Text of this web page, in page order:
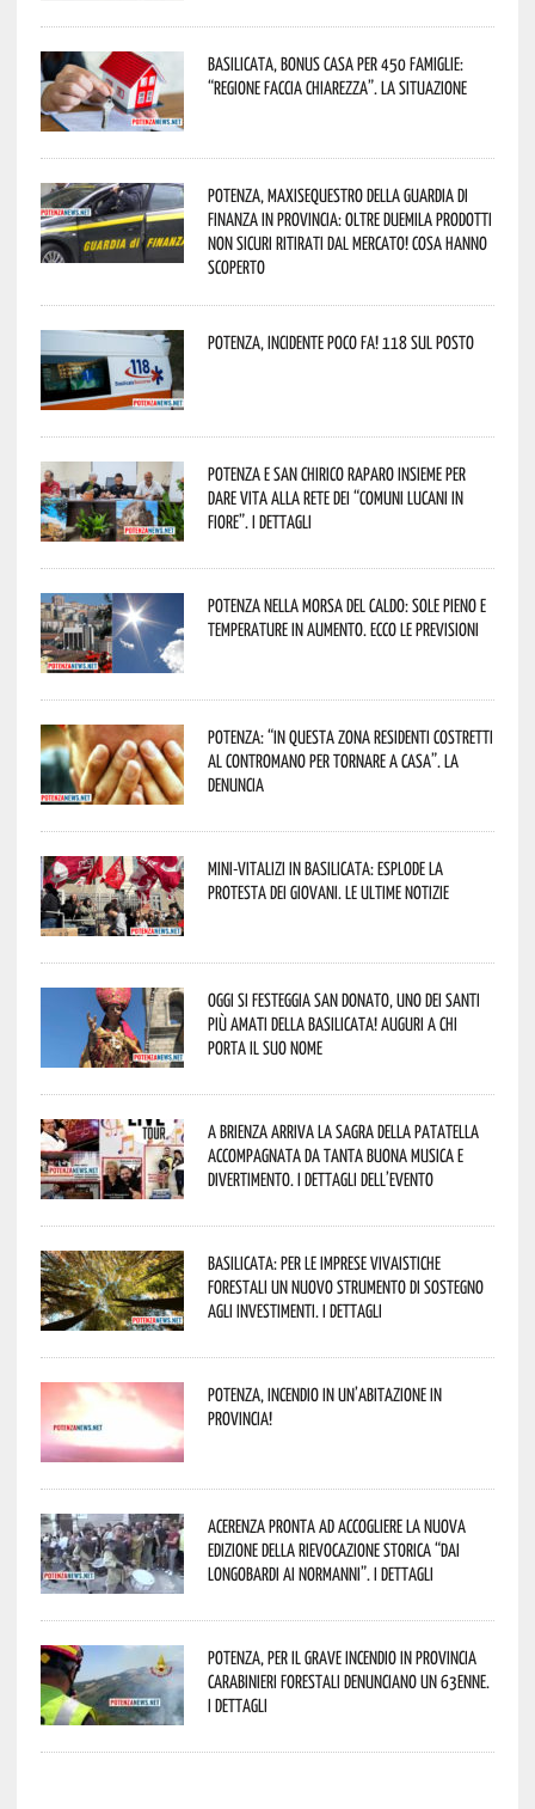
Basilicata, Bonus casa per 450 famiglie:
“Regione faccia chiarezza”. La situazione
Potenza, maxisequestro della Guardia di
Finanza in provincia: oltre duemila prodotti
non sicuri ritirati dal mercato! Cosa hanno
scoperto
Potenza, incidente poco fa! 118 sul posto
Potenza e San Chirico Raparo insieme per
dare vita alla rete dei “Comuni Lucani in
Fiore”. I dettagli
Potenza nella morsa del caldo: sole pieno e
temperature in aumento. Ecco le previsioni
Potenza: “In questa zona residenti costretti
al contromano per tornare a casa”. La
denuncia
Mini-vitalizi in Basilicata: esplode la
protesta dei giovani. Le ultime notizie
Oggi si festeggia San Donato, uno dei Santi
più amati della Basilicata! Auguri a chi
porta il suo nome
A Brienza arriva la Sagra della Patatella
accompagnata da tanta buona musica e
divertimento. I dettagli dell’evento
Basilicata: per le imprese vivaistiche
forestali un nuovo strumento di sostegno
agli investimenti. I dettagli
Potenza, incendio in un’abitazione in
provincia!
Acerenza pronta ad accogliere la nuova
edizione della rievocazione storica “Dai
Longobardi ai Normanni”. I dettagli
Potenza, per il grave incendio in Provincia
Carabinieri forestali denunciano un 63enne.
I dettagli